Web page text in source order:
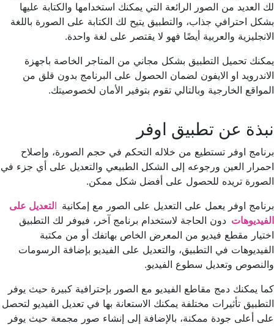
لك العديد من الصور الرائعة التي يمكنك استخدامها والكتابة عليها
بشكل احترافي جذاب، والتطبيق يتيح لك الكتابة على الصورة باللغة
الانجليزية والعربية أيضًا فهو لا يقتصر على لغة واحدة.
يمكنك تحميل التطبيق بشكل مجاني من المتاجر الخاصة باجهزة
الاندرويد او الايفون لضمان الحصول على البرنامج بدون قلق من
المواقع الخارجية وبالتالي تقوم بتوفير الأمان لخصوصيتك.
نبذة عن تطبيق اوفر
برنامج اوفر تستطيع من خلاله التحكم في حجم الصورة، وإصلاح
احمرار العين ورجوعه إلى الشكل الطبيعي والتعديل على أي جزء في
الصورة تريده للحصول على أفضل شكل ممكن.
برنامج اوفر يعمل على التعديل على الصور مع إمكانية التعديل على
الفيديوهات دون الحاجة لاستخدام برنامج آخر، فيوفر لك التطبيق
اختيار مقطع فيديو من المعرض الخاص بهاتفك أو من مكتبة
الفيديوهات في التطبيق، والتعديل على الفيديو بإضافة الرسومات
والنصوص وتعديل سطوع الفيديو.
كما يمكنك دمج مقاطع الفيديو مع الصور بإحترافية كبيرة حيث يوفر
التطبيق تأثيرات مختلفة يمكنك الاستعانة بها في تعديل الفيديو لتحصل
على أعلى جودة ممكنة، بالإضافة إلى إنشاء صور مجمعة حيث يوفر